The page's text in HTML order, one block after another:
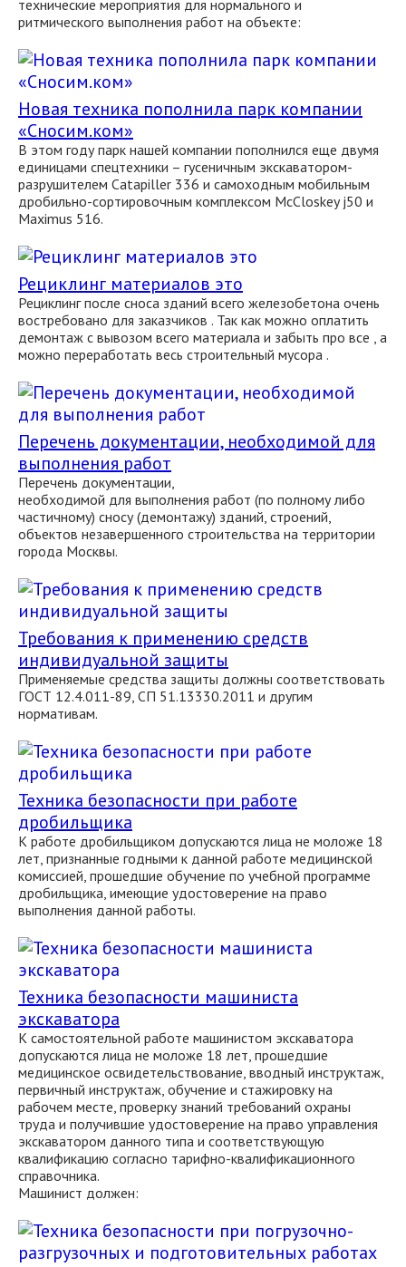
технические мероприятия для нормального и
ритмического выполнения работ на объекте:
Новая техника пополнила парк компании
«Сносим.ком»
В этом году парк нашей компании пополнился еще двумя
единицами спецтехники – гусеничным экскаватором-
разрушителем Catapiller 336 и самоходным мобильным
дробильно-сортировочным комплексом McCloskey j50 и
Maximus 516.
Рециклинг материалов это
Рециклинг после сноса зданий всего железобетона очень
востребовано для заказчиков . Так как можно оплатить
демонтаж с вывозом всего материала и забыть про все , а
можно переработать весь строительный мусора .
Перечень документации, необходимой для
выполнения работ
Перечень документации,
необходимой для выполнения работ (по полному либо
частичному) сносу (демонтажу) зданий, строений,
объектов незавершенного строительства на территории
города Москвы.
Требования к применению средств
индивидуальной защиты
Применяемые средства защиты должны соответствовать
ГОСТ 12.4.011-89, СП 51.13330.2011 и другим
нормативам.
Техника безопасности при работе
дробильщика
К работе дробильщиком допускаются лица не моложе 18
лет, признанные годными к данной работе медицинской
комиссией, прошедшие обучение по учебной программе
дробильщика, имеющие удостоверение на право
выполнения данной работы.
Техника безопасности машиниста
экскаватора
К самостоятельной работе машинистом экскаватора
допускаются лица не моложе 18 лет, прошедшие
медицинское освидетельствование, вводный инструктаж,
первичный инструктаж, обучение и стажировку на
рабочем месте, проверку знаний требований охраны
труда и получившие удостоверение на право управления
экскаватором данного типа и соответствующую
квалификацию согласно тарифно-квалификационного
справочника.
Машинист должен: